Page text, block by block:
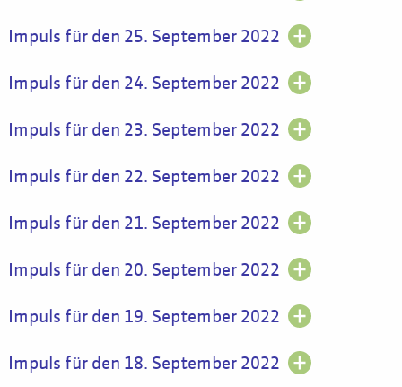
Impuls für den 25. September 2022
Impuls für den 24. September 2022
Impuls für den 23. September 2022
Impuls für den 22. September 2022
Impuls für den 21. September 2022
Impuls für den 20. September 2022
Impuls für den 19. September 2022
Impuls für den 18. September 2022